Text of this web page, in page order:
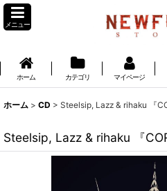
メニュー
ホーム カテゴリ マイページ
ホーム > CD > Steelsip, Lazz & rihaku 『
Steelsip, Lazz & rihaku 『